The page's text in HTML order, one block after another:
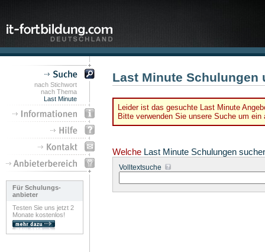
nach Stichwort
nach Thema
Last Minute
Für Schulungs-
anbieter
Testen Sie uns jetzt 2
Monate kostenlos!
Last Minute Schulungen
Leider ist das gesuchte Last Minute
Bitte verwenden Sie unsere Suche um
Welche Last Minute Schulungen
Volltextsuche